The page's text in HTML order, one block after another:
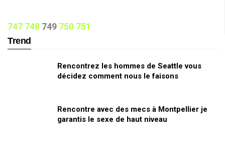
747 748 749 750 751
Trend
Rencontrez les hommes de Seattle vous
décidez comment nous le faisons
Rencontre avec des mecs à Montpellier je
garantis le sexe de haut niveau